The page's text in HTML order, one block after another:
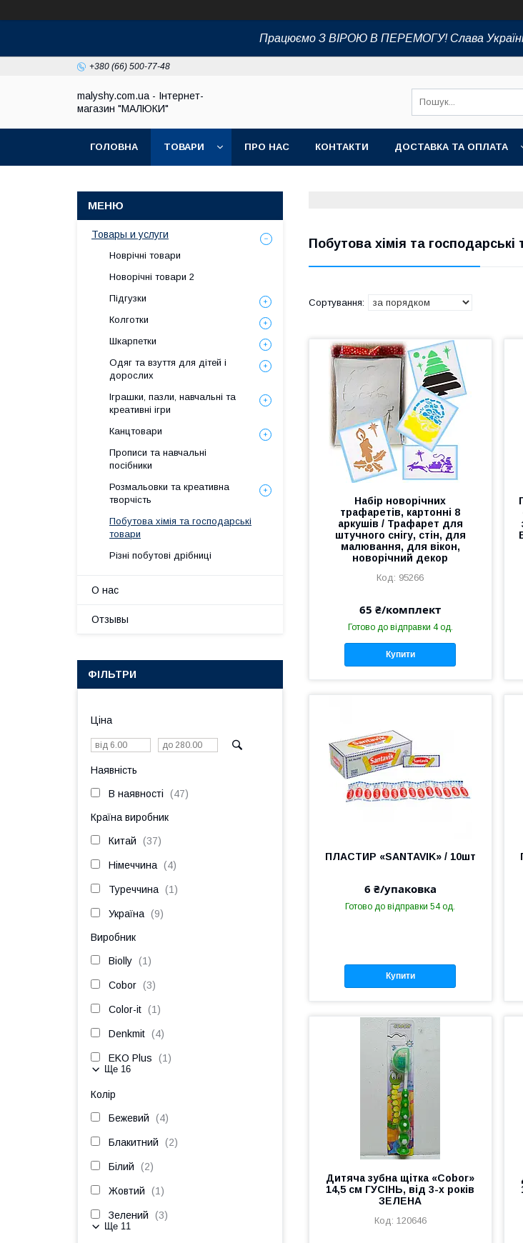
Працюємо З ВІРОЮ В ПЕРЕМОГУ! Слава
+380 (66) 500-77-48
malyshy.com.ua - Інтернет-
магазин "МАЛЮКИ"
ГОЛОВНА ТОВАРИ ПРО НАС КОНТАКТИ ДОСТАВКА ТА ОПЛАТА
Побутова хімія та господарські
Набір новорічних
трафаретів, картонні 8
аркушів / Трафарет для
штучного снігу, стін, для
малювання, для вікон,
новорічний декор
95266
65 ₴/комплект
Готово до відправки 4 од.
Купити
ПЛАСТИР «SANTAVIK» / 10шт
6 ₴/упаковка
Готово до відправки 54 од.
Купити
Дитяча зубна щітка «Cobor»
14,5 см ГУСІНЬ, від 3-х років
ЗЕЛЕНА
120646
Товары и услуги
Новрічні товари
Новорічні товари 2
Підгузки
Колготки
Шкарпетки
Одяг та взуття для дітей і
дорослих
Іграшки, пазли, навчальні та
креативні ігри
Канцтовари
Прописи та навчальні
посібники
Розмальовки та креативна
творчість
Побутова хімія та господарські
товари
Різні побутові дрібниці
О нас
Отзывы
ФІЛЬТРИ
Ціна
Наявність
В наявності 47
Країна виробник
Китай 37
Німеччина 4
Туреччина 1
Україна 9
Виробник
Biolly 1
Cobor 3
Color-it 1
Denkmit 4
EKO Plus 1
Ще 16
Колір
Бежевий 4
Блакитний 2
Білий 2
Жовтий 1
Зелений 3
Ще 11